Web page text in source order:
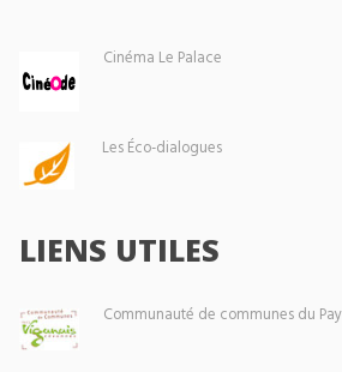
Cinéma Le Palace
Les Éco-dialogues
LIENS UTILES
Communauté de communes du